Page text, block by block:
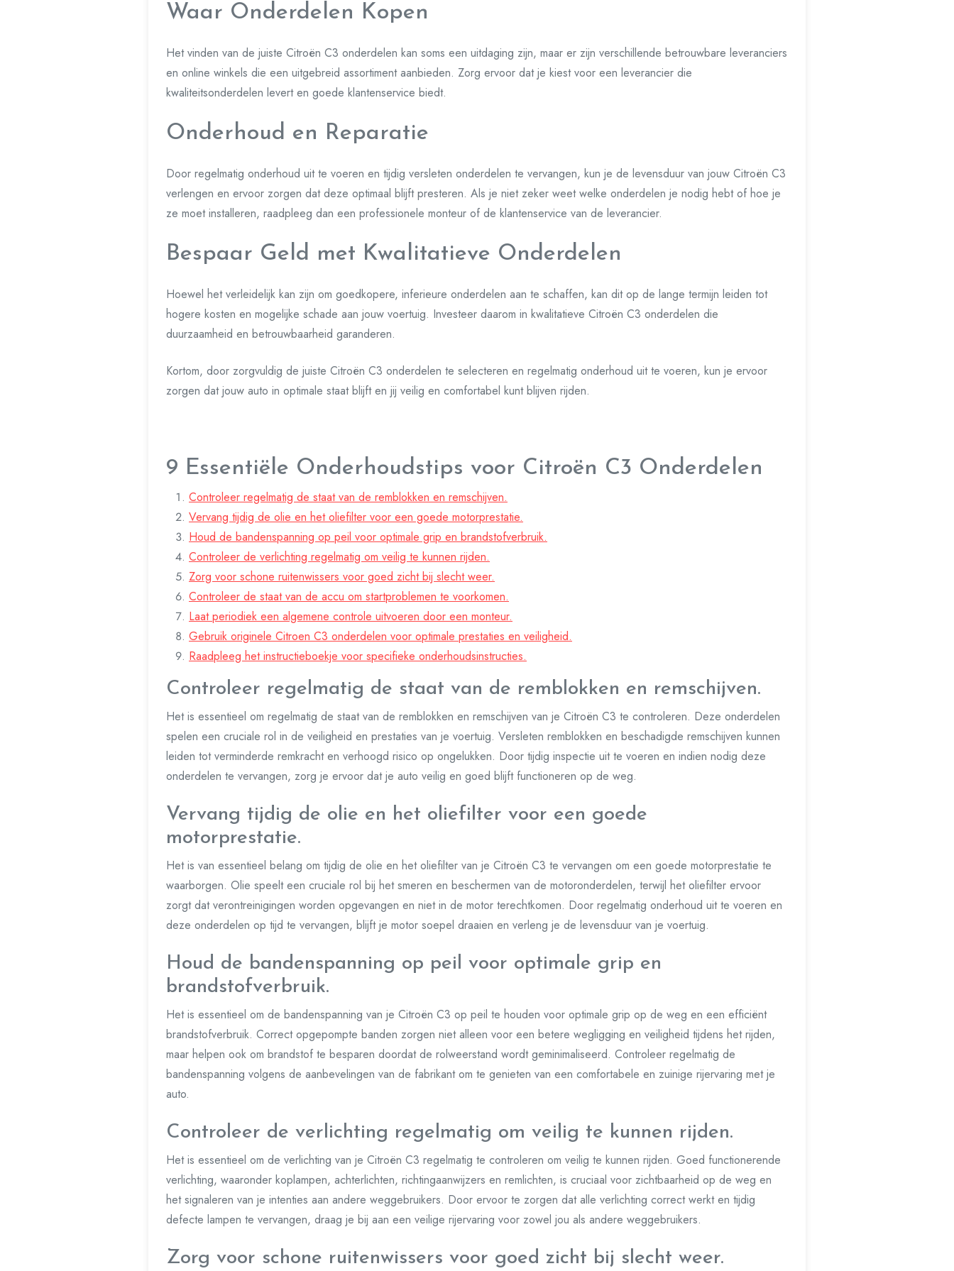
Waar Onderdelen Kopen
Het vinden van de juiste Citroën C3 onderdelen kan soms een uitdaging zijn, maar er zijn verschillende betrouwbare leveranciers
en online winkels die een uitgebreid assortiment aanbieden. Zorg ervoor dat je kiest voor een leverancier die
kwaliteitsonderdelen levert en goede klantenservice biedt.
Onderhoud en Reparatie
Door regelmatig onderhoud uit te voeren en tijdig versleten onderdelen te vervangen, kun je de levensduur van jouw Citroën C3
verlengen en ervoor zorgen dat deze optimaal blijft presteren. Als je niet zeker weet welke onderdelen je nodig hebt of hoe je
ze moet installeren, raadpleeg dan een professionele monteur of de klantenservice van de leverancier.
Bespaar Geld met Kwalitatieve Onderdelen
Hoewel het verleidelijk kan zijn om goedkopere, inferieure onderdelen aan te schaffen, kan dit op de lange termijn leiden tot
hogere kosten en mogelijke schade aan jouw voertuig. Investeer daarom in kwalitatieve Citroën C3 onderdelen die
duurzaamheid en betrouwbaarheid garanderen.
Kortom, door zorgvuldig de juiste Citroën C3 onderdelen te selecteren en regelmatig onderhoud uit te voeren, kun je ervoor
zorgen dat jouw auto in optimale staat blijft en jij veilig en comfortabel kunt blijven rijden.
9 Essentiële Onderhoudstips voor Citroën C3 Onderdelen
Controleer regelmatig de staat van de remblokken en remschijven.
Vervang tijdig de olie en het oliefilter voor een goede motorprestatie.
Houd de bandenspanning op peil voor optimale grip en brandstofverbruik.
Controleer de verlichting regelmatig om veilig te kunnen rijden.
Zorg voor schone ruitenwissers voor goed zicht bij slecht weer.
Controleer de staat van de accu om startproblemen te voorkomen.
Laat periodiek een algemene controle uitvoeren door een monteur.
Gebruik originele Citroen C3 onderdelen voor optimale prestaties en veiligheid.
Raadpleeg het instructieboekje voor specifieke onderhoudsinstructies.
Controleer regelmatig de staat van de remblokken en remschijven.
Het is essentieel om regelmatig de staat van de remblokken en remschijven van je Citroën C3 te controleren. Deze onderdelen
spelen een cruciale rol in de veiligheid en prestaties van je voertuig. Versleten remblokken en beschadigde remschijven kunnen
leiden tot verminderde remkracht en verhoogd risico op ongelukken. Door tijdig inspectie uit te voeren en indien nodig deze
onderdelen te vervangen, zorg je ervoor dat je auto veilig en goed blijft functioneren op de weg.
Vervang tijdig de olie en het oliefilter voor een goede
motorprestatie.
Het is van essentieel belang om tijdig de olie en het oliefilter van je Citroën C3 te vervangen om een goede motorprestatie te
waarborgen. Olie speelt een cruciale rol bij het smeren en beschermen van de motoronderdelen, terwijl het oliefilter ervoor
zorgt dat verontreinigingen worden opgevangen en niet in de motor terechtkomen. Door regelmatig onderhoud uit te voeren en
deze onderdelen op tijd te vervangen, blijft je motor soepel draaien en verleng je de levensduur van je voertuig.
Houd de bandenspanning op peil voor optimale grip en
brandstofverbruik.
Het is essentieel om de bandenspanning van je Citroën C3 op peil te houden voor optimale grip op de weg en een efficiënt
brandstofverbruik. Correct opgepompte banden zorgen niet alleen voor een betere wegligging en veiligheid tijdens het rijden,
maar helpen ook om brandstof te besparen doordat de rolweerstand wordt geminimaliseerd. Controleer regelmatig de
bandenspanning volgens de aanbevelingen van de fabrikant om te genieten van een comfortabele en zuinige rijervaring met je
auto.
Controleer de verlichting regelmatig om veilig te kunnen rijden.
Het is essentieel om de verlichting van je Citroën C3 regelmatig te controleren om veilig te kunnen rijden. Goed functionerende
verlichting, waaronder koplampen, achterlichten, richtingaanwijzers en remlichten, is cruciaal voor zichtbaarheid op de weg en
het signaleren van je intenties aan andere weggebruikers. Door ervoor te zorgen dat alle verlichting correct werkt en tijdig
defecte lampen te vervangen, draag je bij aan een veilige rijervaring voor zowel jou als andere weggebruikers.
Zorg voor schone ruitenwissers voor goed zicht bij slecht weer.